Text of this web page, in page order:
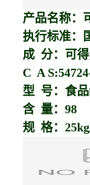
产品名称：
执行标准：
成 分：可
C A
型 号：食
含 量：98
规 格：